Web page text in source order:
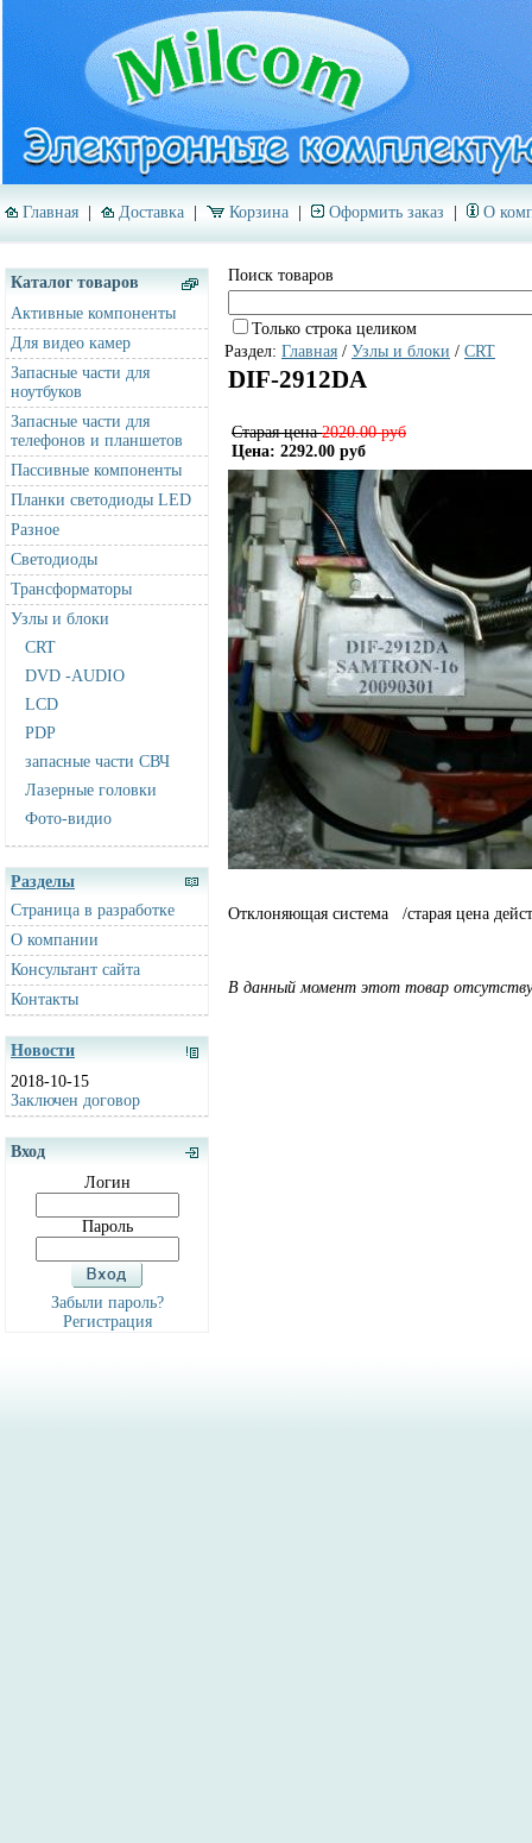
Главная Доставка Корзина Оформить заказ О
Каталог товаров
Активные компоненты
Для видео камер
Запасные части для
ноутбуков
Запасные части для
телефонов и планшетов
Пассивные компоненты
Планки светодиоды LED
Разное
Светодиоды
Трансформаторы
Узлы и блоки
CRT
DVD -AUDIO
LCD
PDP
запасные части СВЧ
Лазерные головки
Фото-видио
Разделы
Страница в разработке
О компании
Консультант сайта
Контакты
Новости
2018-10-15
Заключен договор
Вход
Логин
Пароль
Забыли пароль?
Регистрация
Поиск товаров
Только строка целиком
Раздел: Главная / Узлы и блоки / CRT
DIF-2912DA
Старая цена2020.00 руб
Цена: 2292.00 руб
Отклоняющая система /старая цена
В данный момент этот товар